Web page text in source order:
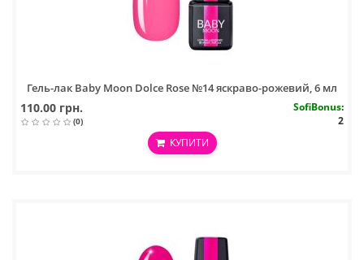
Гель-лак Baby Moon Dolce Rose №14 яскраво-рожевий, 6 мл
110.00 грн.
(0)
SofiBonus:
2
КУПИТИ